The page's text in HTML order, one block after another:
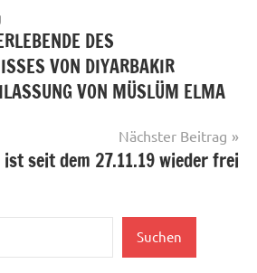
DES
VON DIYARBAKIR
VON MÜSLÜM ELMA
Nächster Beitrag
ist seit dem 27.11.19 wieder frei
Suchen